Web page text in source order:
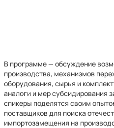
В программе — обсуждение
производства, механизмов
оборудования, сырья и
аналоги и мер субсидирования
спикеры поделятся своим
поставщиков для поиска
импортозамещения на